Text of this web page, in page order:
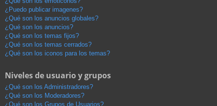
¿Puedo publicar imagenes?
¿Qué son los anuncios globales?
¿Qué son los anuncios?
¿Qué son los temas fijos?
¿Qué son los temas cerrados?
¿Qué son los iconos para los temas?
Niveles de usuario y grupos
¿Qué son los Administradores?
¿Qué son los Moderadores?
¿Qué son los Grupos de Usuarios?